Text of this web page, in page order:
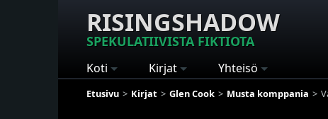
RISINGSHADOW
SPEKULATIIVISTA FIKTIOTA
Koti Kirjat Yhteisö
Etusivu Kirjat Glen Cook Musta komppania